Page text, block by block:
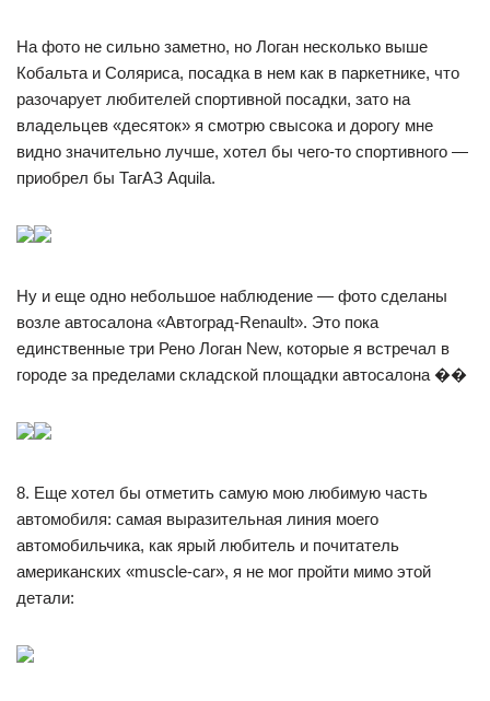
На фото не сильно заметно, но Логан несколько выше
Кобальта и Соляриса, посадка в нем как в паркетнике, что
разочарует любителей спортивной посадки, зато на
владельцев «десяток» я смотрю свысока и дорогу мне
видно значительно лучше, хотел бы чего-то спортивного —
приобрел бы ТагАЗ Aquila.
Ну и еще одно небольшое наблюдение — фото сделаны
возле автосалона «Автоград-Renault». Это пока
единственные три Рено Логан New, которые я встречал в
городе за пределами складской площадки автосалона ��
8. Еще хотел бы отметить самую мою любимую часть
автомобиля: самая выразительная линия моего
автомобильчика, как ярый любитель и почитатель
американских «muscle-car», я не мог пройти мимо этой
детали: